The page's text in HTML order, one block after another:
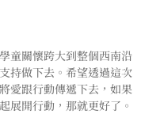
童關懷跨大到整個西南沿
持做下去。希望透過這次
愛跟行動傳遞下去，如果
展開行動，那就更好了。